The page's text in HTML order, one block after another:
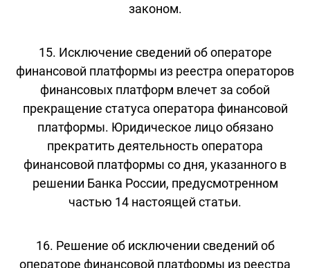
законом.
15. Исключение сведений об операторе
финансовой платформы из реестра операторов
финансовых платформ влечет за собой
прекращение статуса оператора финансовой
платформы. Юридическое лицо обязано
прекратить деятельность оператора
финансовой платформы со дня, указанного в
решении Банка России, предусмотренном
частью 14 настоящей статьи.
16. Решение об исключении сведений об
операторе финансовой платформы из реестра